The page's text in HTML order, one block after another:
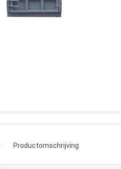
Productomschrijving